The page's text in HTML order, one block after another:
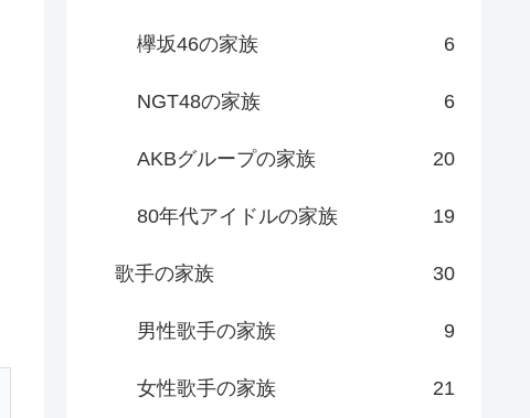
欅坂46の家族 6
NGT48の家族 6
AKBグループの家族 20
80年代アイドルの家族 19
歌手の家族 30
男性歌手の家族 9
女性歌手の家族 21